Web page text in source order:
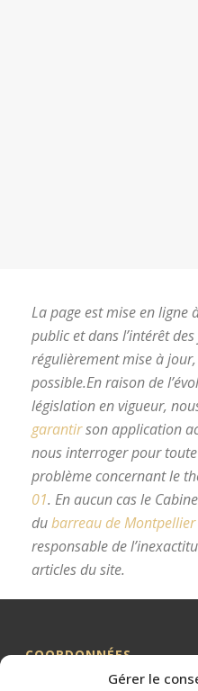
Gérer le
La page est mise en ligne
public et dans l’intérêt
régulièrement mise à
possible.En raison de
législation en vigueur,
garantirson application
nous interroger pour
problème concernant le
01. En aucun cas le
dubarreau de Montpellier
responsable de
articles du site.
COORDONNÉES
Me BILLION-PORTE